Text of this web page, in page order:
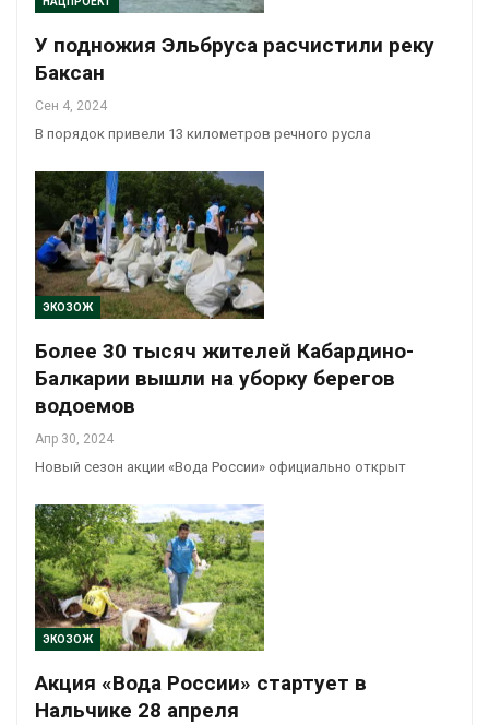
У подножия Эльбруса расчистили реку
Баксан
Сен 4, 2024
В порядок привели 13 километров речного русла
ЭКОЗОЖ
Более 30 тысяч жителей Кабардино-
Балкарии вышли на уборку берегов
водоемов
Апр 30, 2024
Новый сезон акции «Вода России» официально открыт
ЭКОЗОЖ
Акция «Вода России» стартует в
Нальчике 28 апреля